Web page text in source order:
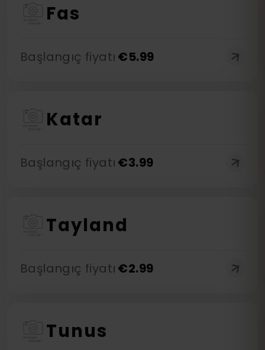
Fas
Başlangıç fiyatı €5.99
Katar
Başlangıç fiyatı €3.99
Tayland
Başlangıç fiyatı €2.99
Tunus